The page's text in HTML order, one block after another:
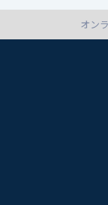
オン